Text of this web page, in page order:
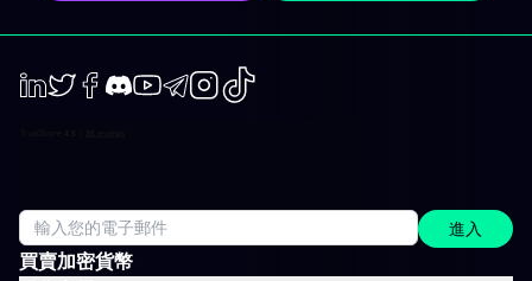
買賣加密貨幣
Telegram
Instagram
進入